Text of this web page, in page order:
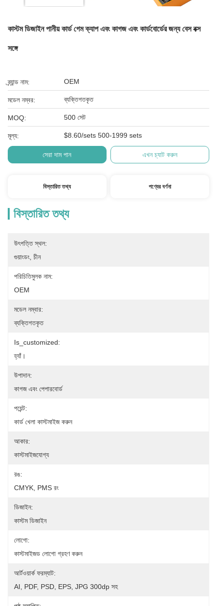
কাস্টম ডিজাইন পানীয় কার্ড গেম ক্যাপ এবং কাগজ এবং কার্ডবোর্ডের জন্য বেস বক্স
সঙ্গে
ব্র্যান্ড নাম: OEM
মডেল নম্বর: ব্যক্তিগতকৃত
MOQ: 500 সেট
মূল্য: $8.60/sets 500-1999 sets
সেরা দাম পান এখন চ্যাট করুন
বিস্তারিত তথ্য পণ্যের বর্ণনা
বিস্তারিত তথ্য
উৎপত্তি স্থল:
গুয়াংডং, চীন
পরিচিতিমুলক নাম:
OEM
মডেল নম্বার:
ব্যক্তিগতকৃত
Is_customized:
হ্যাঁ।
উপাদান:
কাগজ এবং পেপারবোর্ড
পয়েন্ট:
কার্ড খেলা কাস্টমাইজ করুন
আকার:
কাস্টমাইজযোগ্য
রঙ:
CMYK, PMS রং
ডিজাইন:
কাস্টম ডিজাইন
লোগো:
কাস্টমাইজড লোগো গ্রহণ করুন
আর্টওয়ার্ক ফরম্যাট:
AI, PDF, PSD, EPS, JPG 300dp সহ